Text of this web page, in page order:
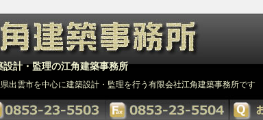
設計・監理の江角建築事務所
出雲市を中心に建築設計・監理を行う有限会社江角建築事務所です